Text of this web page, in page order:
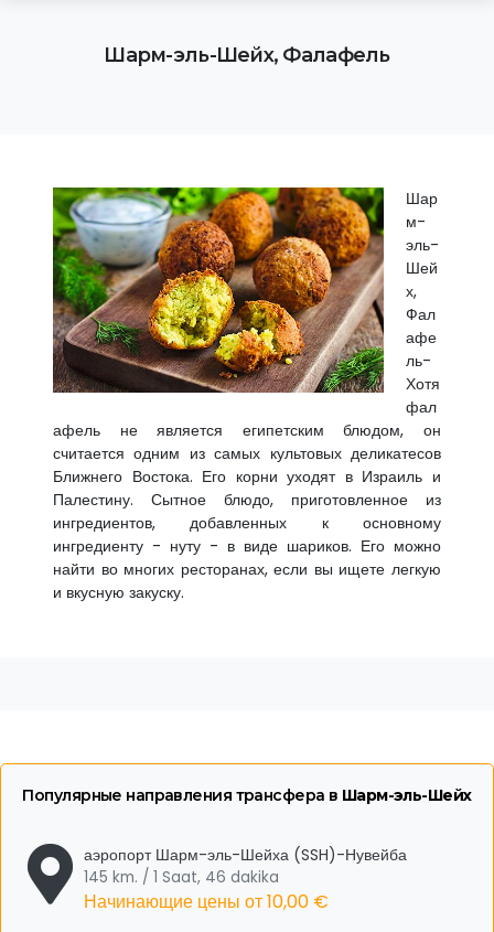
Шарм-эль-Шейх, Фалафель
Шар
м-
эль-
Шей
х,
Фал
афе
ль-
Хотя
фал
афель не является египетским блюдом, он
считается одним из самых культовых деликатесов
Ближнего Востока. Его корни уходят в Израиль и
Палестину. Сытное блюдо, приготовленное из
ингредиентов, добавленных к основному
ингредиенту - нуту - в виде шариков. Его можно
найти во многих ресторанах, если вы ищете легкую
и вкусную закуску.
Популярные направления трансфера в Шарм-эль-Шейх
аэропорт Шарм-эль-Шейха (SSH)-Нувейба
145 km. / 1 Saat, 46 dakika
Начинающие цены от10,00 €